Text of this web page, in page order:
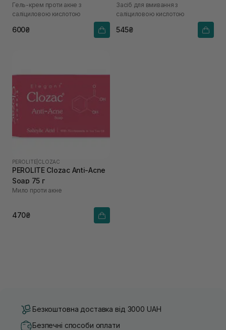
Гель-крем проти акне з
саліциловою кислотою
600₴
Засіб для вмивання з
саліциловою кислотою
545₴
PEROLITE CLOZAC
PEROLITE Clozac Anti-Acne
Soap 75 г
Мило проти акне
470₴
Безкоштовна доставка від 3000 UAH
Безпечні способи оплати